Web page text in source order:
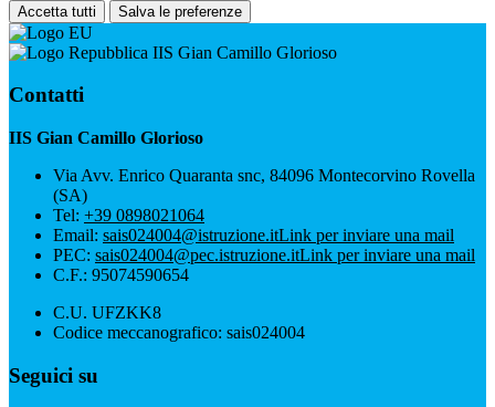
Accetta tutti Salva le preferenze
IIS Gian Camillo Glorioso
Contatti
IIS Gian Camillo Glorioso
Via Avv. Enrico Quaranta snc, 84096 Montecorvino Rovella
(SA)
Tel: +39 0898021064
Email: sais024004@istruzione.itLink per inviare una mail
PEC: sais024004@pec.istruzione.itLink per inviare una mail
C.F.: 95074590654
C.U. UFZKK8
Codice meccanografico: sais024004
Seguici su